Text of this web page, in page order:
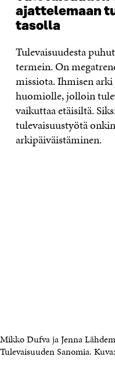
ajattelemaan
tasolla
Tulevaisuudesta
termein. On
missiota. Ihmisen
huomiolle, jolloin
vaikuttaa etäisiltä.
tulevaisuustyötä
arkipäiväistäminen.
Mikko Dufva ja Jenna
Tulevaisuuden Sanomia.